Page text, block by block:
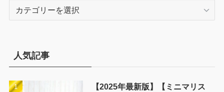
ー人気記事
【2025年最新版】【ミニマリス